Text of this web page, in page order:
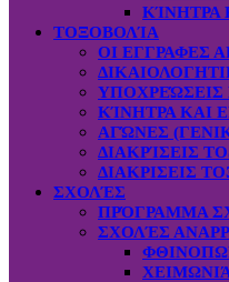
ΚΊΝΗΤΡΑ
ΤΟΞΟΒΟΛΊΑ
ΟΙ ΕΓΓΡΑΦΕΣ
ΥΠΟΧΡΕΏΣΕΙΣ
ΚΊΝΗΤΡΑ ΚΑΙ
ΑΓΏΝΕΣ
ΔΙΑΚΡΊΣΕΙΣ
ΔΙΑΚΡΙΣΕΙΣ
ΣΧΟΛΈΣ
ΠΡΌΓΡΑΜΜΑ
ΣΧΟΛΈΣ